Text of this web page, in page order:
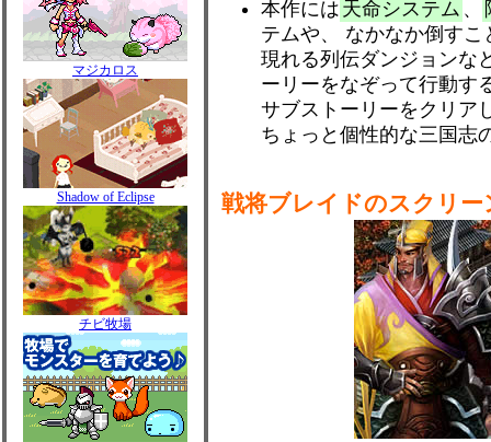
マジカロス
Shadow of Eclipse
チビ牧場
本作には 天命システム 、
テムや、 なかなか倒す
現れる列伝ダンジョンな
ーリーをなぞって行動す
サブストーリーをクリア
ちょっと個性的な三国志
戦将ブレイドのスクリ